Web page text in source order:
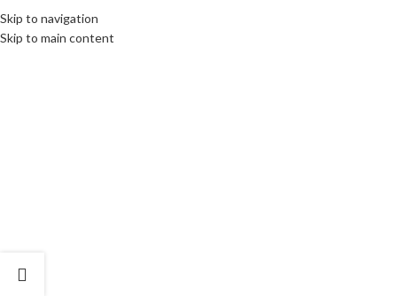
Skip to navigation
Skip to main content